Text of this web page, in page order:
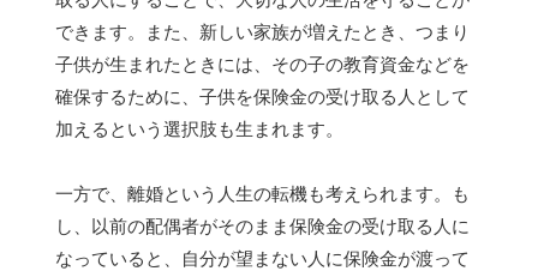
できます。また、新しい家族が増えたとき、つまり
子供が生まれたときには、その子の教育資金などを
確保するために、子供を保険金の受け取る人として
加えるという選択肢も生まれます。
一方で、離婚という人生の転機も考えられます。も
し、以前の配偶者がそのまま保険金の受け取る人に
なっていると、自分が望まない人に保険金が渡って